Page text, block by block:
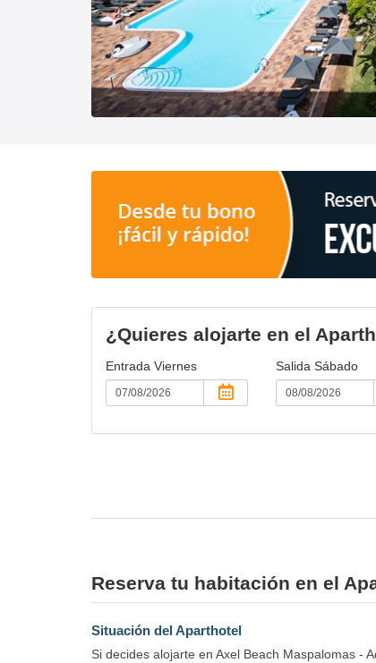
¿Quieres alojarte en el
Entrada Viernes Salida Sábado
Reserva tu habitación en el
Situación del Aparthotel
Si decides alojarte en Axel Beach Maspalomas -